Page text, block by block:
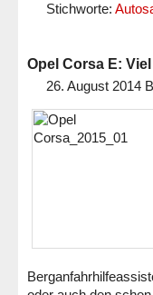
Stichworte:
Opel Corsa E:
26. August 2014